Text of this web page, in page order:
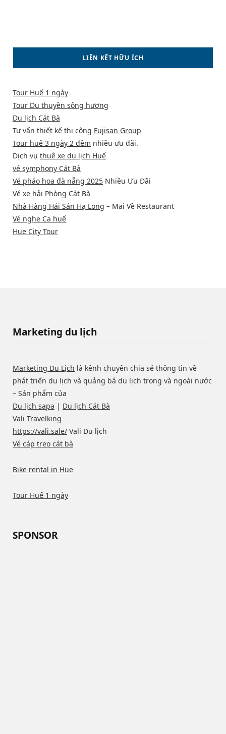
LIÊN KẾT HỮU ÍCH
Tour Huế 1 ngày
Tour Du thuyền sông hương
Du lịch Cát Bà
Tư vấn thiết kế thi công Fujisan Group
Tour huế 3 ngày 2 đêm nhiều ưu đãi.
Dịch vụ thuê xe du lịch Huế
vé symphony Cát Bà
Vé pháo hoa đà nẵng 2025 Nhiều Ưu Đãi
Vé xe hải Phòng Cát Bà
Nhà Hàng Hải Sản Hạ Long – Mai Về Restaurant
Vé nghe Ca huế
Hue City Tour
Marketing du lịch
Marketing Du Lịch là kênh chuyên chia sẻ thông tin về
phát triển du lịch và quảng bá du lịch trong và ngoài nước
– Sản phẩm của
Du lịch sapa | Du lịch Cát Bà
Vali Travelking
https://vali.sale/ Vali Du lịch
Vé cáp treo cát bà
Bike rental in Hue
Tour Huế 1 ngày
SPONSOR